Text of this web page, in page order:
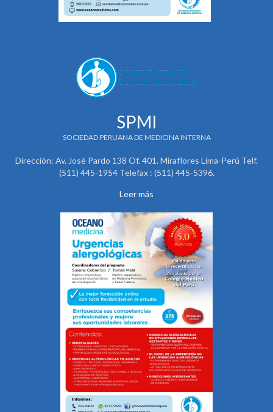
SPMI
SOCIEDAD PERUANA DE MEDICINA INTERNA
Dirección: Av. José Pardo 138 Of. 401. Miraflores Lima-Perú Telf.
(511) 445-1954 Telefax : (511) 445-5396.
Leer más